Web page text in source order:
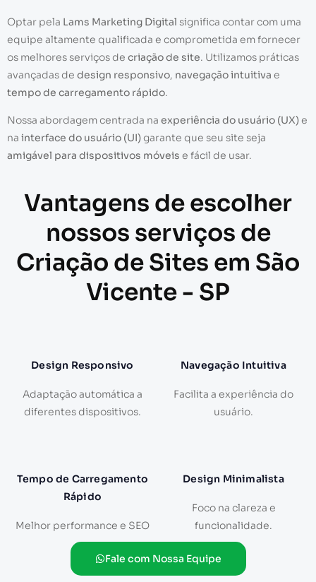
Optar pela Lams Marketing Digital significa contar com uma
equipe altamente qualificada e comprometida em fornecer
os melhores serviços de criação de site. Utilizamos práticas
avançadas de design responsivo, navegação intuitiva e
tempo de carregamento rápido.
Nossa abordagem centrada na experiência do usuário (UX)e
na interface do usuário (UI)garante que seu site seja
amigável para dispositivos móveis e fácil de usar.
Vantagens de escolher
nossos serviços de
Criação de Sites em São
Vicente - SP
Design Responsivo
Adaptação automática a
diferentes dispositivos.
Navegação Intuitiva
Facilita a experiência do
usuário.
Tempo de Carregamento
Rápido
Melhor performance e SEO
Design Minimalista
Foco na clareza e
funcionalidade.
Fale com Nossa Equipe